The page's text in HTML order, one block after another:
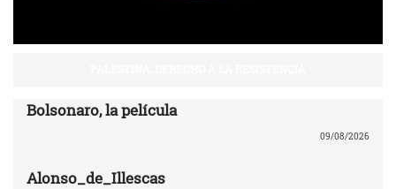
Bolsonaro, la película
09/08/2026
Alonso_de_Illescas